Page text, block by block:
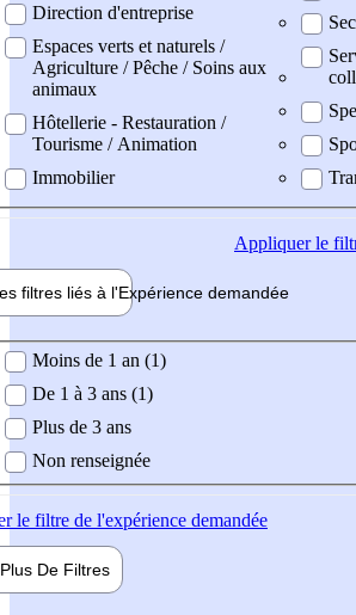
Direction d'entreprise
Espaces verts et naturels /
Agriculture / Pêche / Soins aux
animaux
Hôtellerie - Restauration /
Tourisme / Animation
Immobilier
Appliquerle
filtres liés à l'Expérience demandée
demandée
Moins de 1 an (1)
De 1 à 3 ans (1)
Plus de 3 ans
Non renseignée
le filtre de l'expérience demandée
Plus De Filtres